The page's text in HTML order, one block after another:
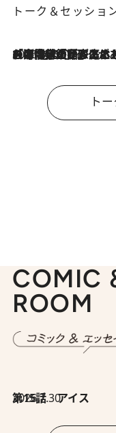
トーク＆セッショ
2026.8.3
「今後値上げがあるとすれば…」「リスクがあるのは今年の冬」エネルギー専門家が語る、ホルムズ海峡封鎖が家庭にもたらす“ある心配”
ト
COMIC
ROOM
2026.7.30
第15話 アイス